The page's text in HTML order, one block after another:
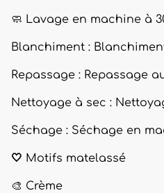
🧼 Lavage en machine à
Blanchiment :
Repassage : Repassage
Nettoyage à sec :
Séchage : Séchage en
🤍 Motifs matelassé
🎨 Crème